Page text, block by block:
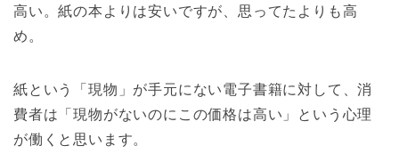
高い。紙の本よりは安いですが、思ってたよりも高
め。
紙という「現物」が手元にない電子書籍に対して、消
費者は「現物がないのにこの価格は高い」という心理
が働くと思います。